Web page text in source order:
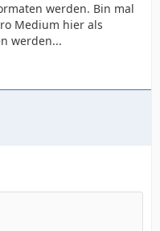
werden. Bin mal
Medium hier als
werden...